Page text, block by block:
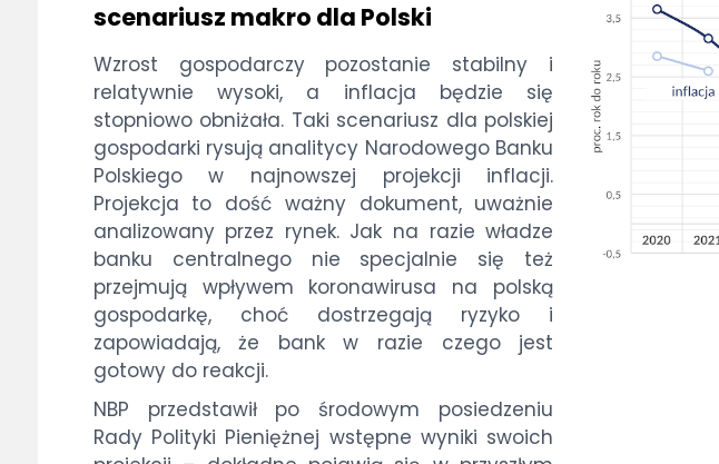
scenariusz makro dla Polski
Wzrost gospodarczy pozostanie stabilny i
relatywnie wysoki, a inflacja będzie się
stopniowo obniżała. Taki scenariusz dla polskiej
gospodarki rysują analitycy Narodowego Banku
Polskiego w najnowszej projekcji inflacji.
Projekcja to dość ważny dokument, uważnie
analizowany przez rynek. Jak na razie władze
banku centralnego nie specjalnie się też
przejmują wpływem koronawirusa na polską
gospodarkę, choć dostrzegają ryzyko i
zapowiadają, że bank w razie czego jest
gotowy do reakcji.
NBP przedstawił po środowym posiedzeniu
Rady Polityki Pieniężnej wstępne wyniki swoich